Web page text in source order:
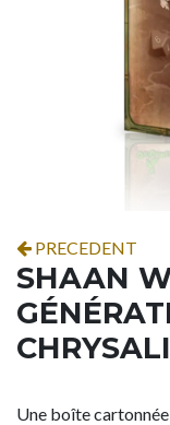
PRECEDENT
SHAAN
Une boîte